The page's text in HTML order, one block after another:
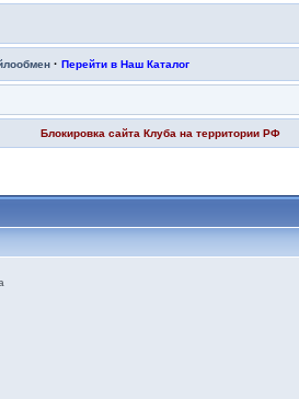
· Перейти в Наш Каталог
Блокировка сайта Клуба на территории РФ